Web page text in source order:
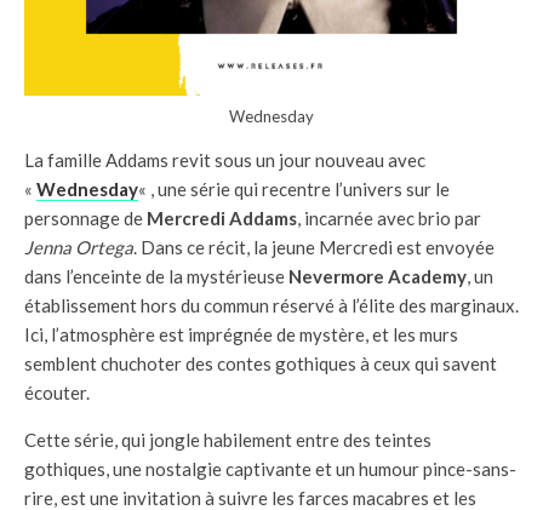
Wednesday
La famille Addams revit sous un jour nouveau avec
« Wednesday« , une série qui recentre l’univers sur le
personnage de Mercredi Addams, incarnée avec brio par
Jenna Ortega. Dans ce récit, la jeune Mercredi est envoyée
dans l’enceinte de la mystérieuse Nevermore Academy, un
établissement hors du commun réservé à l’élite des marginaux.
Ici, l’atmosphère est imprégnée de mystère, et les murs
semblent chuchoter des contes gothiques à ceux qui savent
écouter.
Cette série, qui jongle habilement entre des teintes
gothiques, une nostalgie captivante et un humour pince-sans-
rire, est une invitation à suivre les farces macabres et les